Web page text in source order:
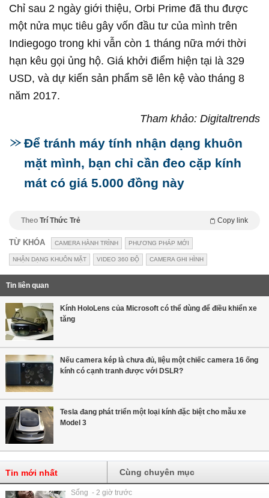
Chỉ sau 2 ngày giới thiệu, Orbi Prime đã thu được
một nửa mục tiêu gây vốn đầu tư của mình trên
Indiegogo trong khi vẫn còn 1 tháng nữa mới thời
hạn kêu gọi ủng hộ. Giá khởi điểm hiện tại là 329
USD, và dự kiến sản phẩm sẽ lên kệ vào tháng 8
năm 2017.
Tham khảo: Digitaltrends
Để tránh máy tính nhận dạng khuôn
mặt mình, bạn chỉ cần đeo cặp kính
mát có giá 5.000 đồng này
Theo Trí Thức Trẻ Copy link
TỪ KHÓA CAMERA HÀNH TRÌNH PHƯƠNG PHÁP MỚI
NHẬN DẠNG KHUÔN MẶT VIDEO 360 ĐỘ CAMERA GHI HÌNH
Tin liên quan
Kính HoloLens của Microsoft có thể dùng để điều khiển xe
tăng
Nếu camera kép là chưa đủ, liệu một chiếc camera 16 ống
kính có cạnh tranh được với DSLR?
Tesla đang phát triển một loại kính đặc biệt cho mẫu xe
Model 3
Tin mới nhất Cùng chuyên mục
Sống - 2 giờ trước